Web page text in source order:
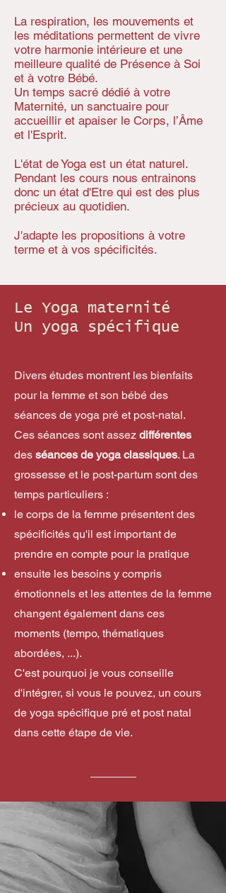
La respiration, les mouvements et
les méditations permettent de vivre
votre harmonie intérieure et une
meilleure qualité de Présence à Soi
et à votre Bébé.
Un temps sacré dédié à votre
Maternité, un sanctuaire pour
accueillir et apaiser le Corps, l’Âme
et l'Esprit.
L'état de Yoga est un état naturel.
Pendant les cours nous entrainons
donc un état d'Etre qui est des plus
précieux au quotidien.
J'adapte les propositions à votre
terme et à vos spécificités.
Le Yoga maternité
Un yoga spécifique
Divers études montrent les bienfaits
pour la femme et son bébé des
séances de yoga pré et post-natal.
Ces séances sont assez différentes
des séances de yoga classiques. La
grossesse et le post-partum sont des
temps particuliers :
le corps de la femme présentent des
spécificités qu'il est important de
prendre en compte pour la pratique
ensuite les besoins y compris
émotionnels et les attentes de la femme
changent également dans ces
moments (tempo, thématiques
abordées, ...).
C'est pourquoi je vous conseille
d'intégrer, si vous le pouvez, un cours
de yoga spécifique pré et post natal
dans cette étape de vie.